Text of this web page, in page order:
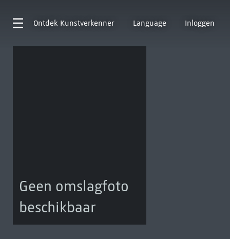
Ontdek Kunstverkenner Language Inloggen
Geen omslagfoto
beschikbaar